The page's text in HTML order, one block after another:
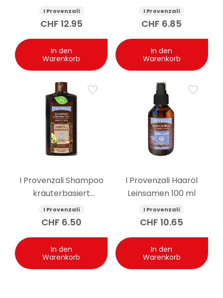
I Provenzali
CHF 12.95
In den
Warenkorb
I Provenzali
CHF 6.85
In den
Warenkorb
I Provenzali Shampoo
kräuterbasiert
Seideneffekt
Sheabutter und
I Provenzali
CHF 6.50
In den
Warenkorb
I Provenzali Haaröl
Leinsamen 100 ml
I Provenzali
CHF 10.65
In den
Warenkorb